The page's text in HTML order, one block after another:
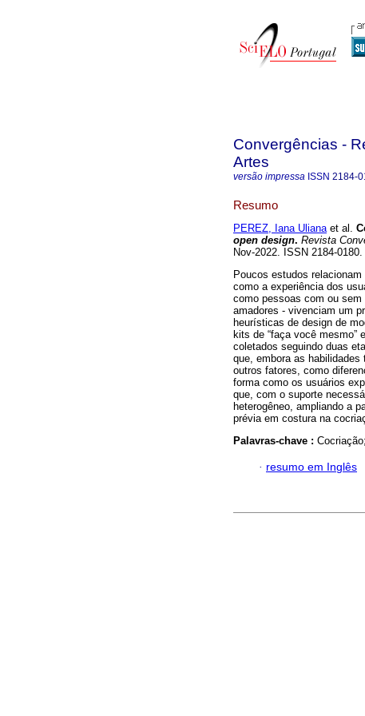
Convergências -
Artes
versão impressa ISSN 2184-
Resumo
PEREZ, Iana Ulianaet al.
open design. Revista
Nov-2022. ISSN 2184-0180.
Poucos estudos
como a experiência dos
como pessoas com ou
amadores - vivenciam um
heurísticas de design de
kits de “faça você mesmo”
coletados seguindo duas
que, embora as
outros fatores, como
forma como os usuários
que, com o suporte
heterogêneo, ampliando a
prévia em costura na
Palavras-chave :
· resumo em Inglês